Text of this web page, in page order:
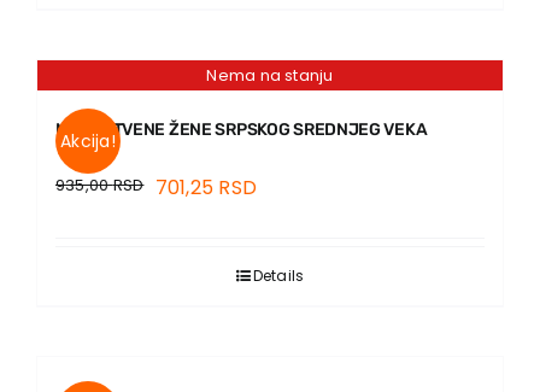
Nema na stanju
Akcija!
MUŽASTVENE ŽENE SRPSKOG SREDNJEG VEKA
935,00RSD 701,25 RSD
Details